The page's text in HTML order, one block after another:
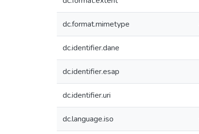
dc.format.mimetype
dc.identifier.dane
dc.identifier.esap
dc.identifier.uri
dc.language.iso